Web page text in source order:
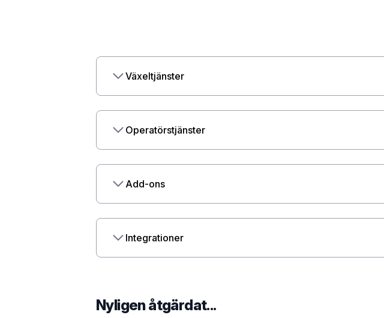
Växeltjänster
Operatörstjänster
Add-ons
Integrationer
Nyligen åtgärdat...